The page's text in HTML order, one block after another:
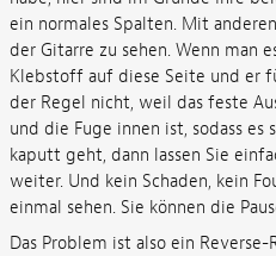
ein normales Spalten. Mit
der Gitarre zu sehen. Wenn man
Klebstoff auf diese Seite und er
der Regel nicht, weil das feste
und die Fuge innen ist, sodass
kaputt geht, dann lassen Sie
weiter. Und kein Schaden, kein
einmal sehen. Sie können die
Das Problem ist also ein